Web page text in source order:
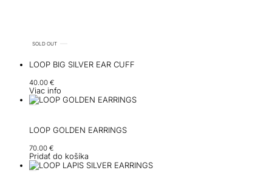
SOLD OUT
LOOP BIG SILVER EAR CUFF
40.00 €
Viac info
LOOP GOLDEN EARRINGS
70.00 €
Pridať do košíka